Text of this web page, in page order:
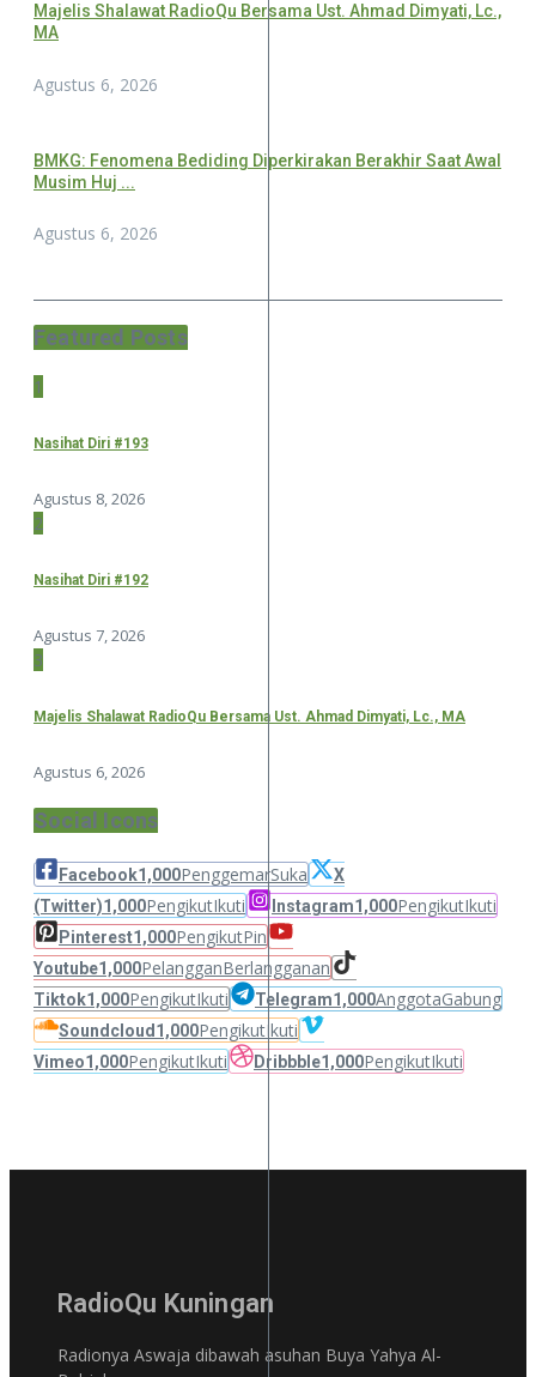
Majelis Shalawat RadioQu Bersama Ust. Ahmad Dimyati, Lc.,
MA
Agustus 6, 2026
BMKG: Fenomena Bediding Diperkirakan Berakhir Saat Awal
Musim Huj ...
Agustus 6, 2026
Featured Posts
1
Nasihat Diri #193
Agustus 8, 2026
2
Nasihat Diri #192
Agustus 7, 2026
3
Majelis Shalawat RadioQu Bersama Ust. Ahmad Dimyati, Lc., MA
Agustus 6, 2026
Social Icons
Facebook1,000PenggemarSuka
X
(Twitter)1,000PengikutIkuti Instagram1,000PengikutIkuti
Pinterest1,000PengikutPin
Youtube1,000PelangganBerlangganan
Tiktok1,000PengikutIkuti Telegram1,000AnggotaGabung
Soundcloud 1,000PengikutIkuti
Vimeo1,000PengikutIkuti Dribbble1,000PengikutIkuti
RadioQu Kuningan
Radionya Aswaja dibawah asuhan Buya Yahya Al-